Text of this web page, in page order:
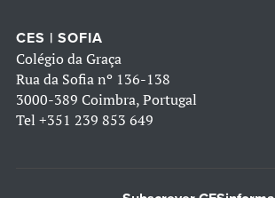
CES | SOFIA
Colégio da Graça
Rua da Sofia nº 136-138
3000-389 Coimbra, Portugal
Tel +351 239 853 649